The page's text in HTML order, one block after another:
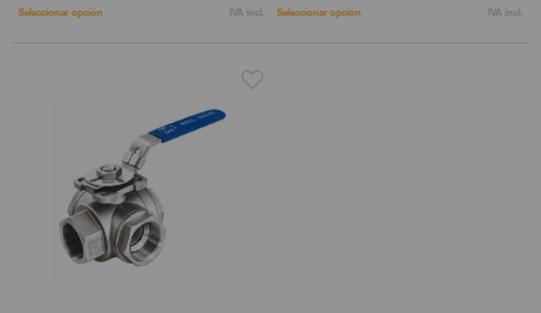
Seleccionar opción IVA incl. Seleccionar opción IVA incl.